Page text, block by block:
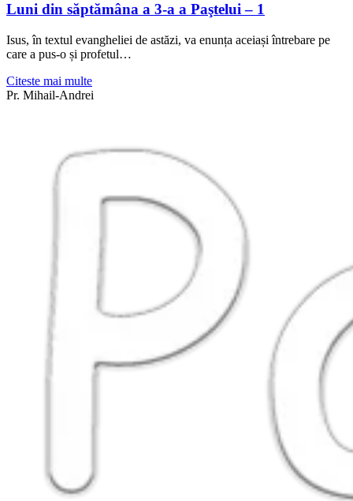
Luni din săptămâna a 3-a a Paştelui – 1
Isus, în textul evangheliei de astăzi, va enunța aceiași întrebare pe
care a pus-o și profetul…
Citeste mai multe
Pr. Mihail-Andrei